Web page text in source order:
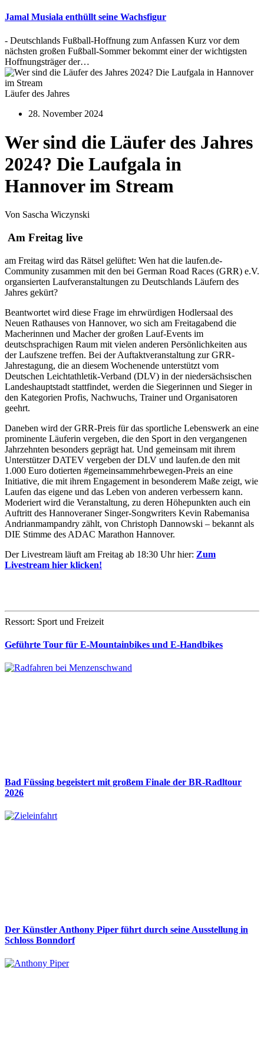
Jamal Musiala enthüllt seine Wachsfigur
- Deutschlands Fußball-Hoffnung zum Anfassen Kurz vor dem
nächsten großen Fußball-Sommer bekommt einer der wichtigsten
Hoffnungsträger der…
Läufer des Jahres
28. November 2024
Wer sind die Läufer des Jahres
2024? Die Laufgala in
Hannover im Stream
Von Sascha Wiczynski
Am Freitag live
am Freitag wird das Rätsel gelüftet: Wen hat die laufen.de-
Community zusammen mit den bei German Road Races (GRR) e.V.
organsierten Laufveranstaltungen zu Deutschlands Läufern des
Jahres gekürt?
Beantwortet wird diese Frage im ehrwürdigen Hodlersaal des
Neuen Rathauses von Hannover, wo sich am Freitagabend die
Macherinnen und Macher der großen Lauf-Events im
deutschsprachigen Raum mit vielen anderen Persönlichkeiten aus
der Laufszene treffen. Bei der Auftaktveranstaltung zur GRR-
Jahrestagung, die an diesem Wochenende unterstützt vom
Deutschen Leichtathletik-Verband (DLV) in der niedersächsischen
Landeshauptstadt stattfindet, werden die Siegerinnen und Sieger in
den Kategorien Profis, Nachwuchs, Trainer und Organisatoren
geehrt.
Daneben wird der GRR-Preis für das sportliche Lebenswerk an eine
prominente Läuferin vergeben, die den Sport in den vergangenen
Jahrzehnten besonders geprägt hat. Und gemeinsam mit ihrem
Unterstützer DATEV vergeben der DLV und laufen.de den mit
1.000 Euro dotierten #gemeinsammehrbewegen-Preis an eine
Initiative, die mit ihrem Engagement in besonderem Maße zeigt, wie
Laufen das eigene und das Leben von anderen verbessern kann.
Moderiert wird die Veranstaltung, zu deren Höhepunkten auch ein
Auftritt des Hannoveraner Singer-Songwriters Kevin Rabemanisa
Andrianmampandry zählt, von Christoph Dannowski – bekannt als
DIE Stimme des ADAC Marathon Hannover.
Der Livestream läuft am Freitag ab 18:30 Uhr hier: Zum
Livestream hier klicken!
Ressort: Sport und Freizeit
Geführte Tour für E-Mountainbikes und E-Handbikes
Bad Füssing begeistert mit großem Finale der BR-Radltour
2026
Der Künstler Anthony Piper führt durch seine Ausstellung in
Schloss Bonndorf